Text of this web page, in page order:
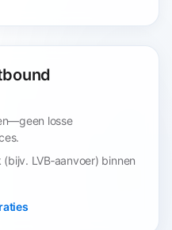
losse
LVB‑aanvoer) binnen